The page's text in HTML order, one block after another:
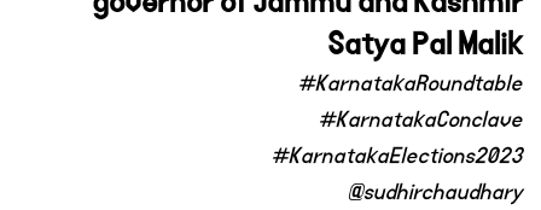
Satya Pal Malik
#KarnatakaRoundtable
#KarnatakaConclave
#KarnatakaElections2023
@sudhirchaudhary